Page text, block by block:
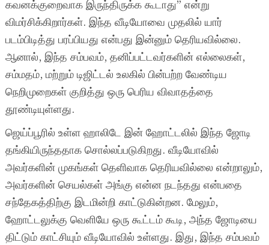
கவனக்குறைவாக இருந்திருக்க கூடாது” என்று
விமர்சிக்கிறார்கள். இந்த வீடியோவை முதலில் யார்
படம்பிடித்து பரப்பியது என்பது இன்னும் தெரியவில்லை.
ஆனால், இந்த சம்பவம், தனிப்பட்டவர்களின் எல்லைகள்,
சம்மதம், மற்றும் டிஜிட்டல் உலகில் பின்பற்ற வேண்டிய
நெறிமுறைகள் குறித்து ஒரு பெரிய விவாதத்தை
தூண்டியுள்ளது.
ஜெய்ப்பூரில் உள்ள ஹாலிடே இன் ஹோட்டலில் இந்த ஜோடி
தங்கியிருந்ததாக சொல்லப்படுகிறது. வீடியோவில்
அவர்களின் முகங்கள் தெளிவாக தெரியவில்லை என்றாலும்,
அவர்களின் செயல்கள் அங்கு என்ன நடந்தது என்பதை
சந்தேகத்திற்கு இடமின்றி காட்டுகின்றன. மேலும்,
ஹோட்டலுக்கு வெளியே ஒரு கூட்டம் கூடி, அந்த ஜோடியை
திட்டும் காட்சியும் வீடியோவில் உள்ளது. இது, இந்த சம்பவம்